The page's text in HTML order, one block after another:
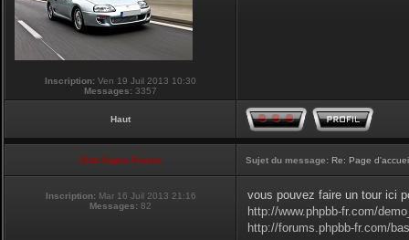
Inscription: Ven 19 Juil 2013 10:30
Messages: 3357
Haut
Club Supra France Sujet du message: Re: Page
Inscription: Mar 16 Juil 2013 21:16
Messages: 82
vous pouvez faire un tour ici
http://www.phpbb-fr.com/
http://forums.phpbb-fr.com/